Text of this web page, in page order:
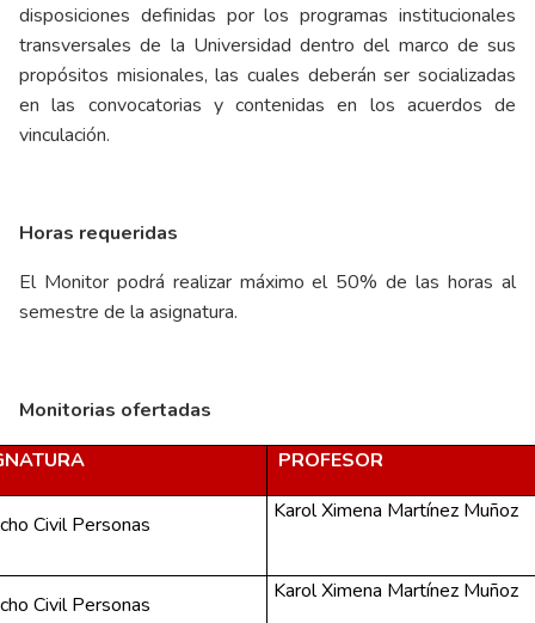
disposiciones definidas por los programas institucionales
transversales de la Universidad dentro del marco de sus
propósitos misionales, las cuales deberán ser socializadas
en las convocatorias y contenidas en los acuerdos de
vinculación.
Horas requeridas
El Monitor podrá realizar máximo el 50% de las horas al
semestre de la asignatura.
Monitorias ofertadas
PROFESOR
Civil Personas
Karol Ximena Martínez Muñoz
Civil Personas
Karol Ximena Martínez Muñoz